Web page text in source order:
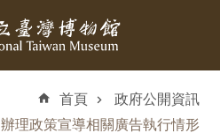
首頁
政府公開資訊
辦理政策宣導相關廣告執行情形